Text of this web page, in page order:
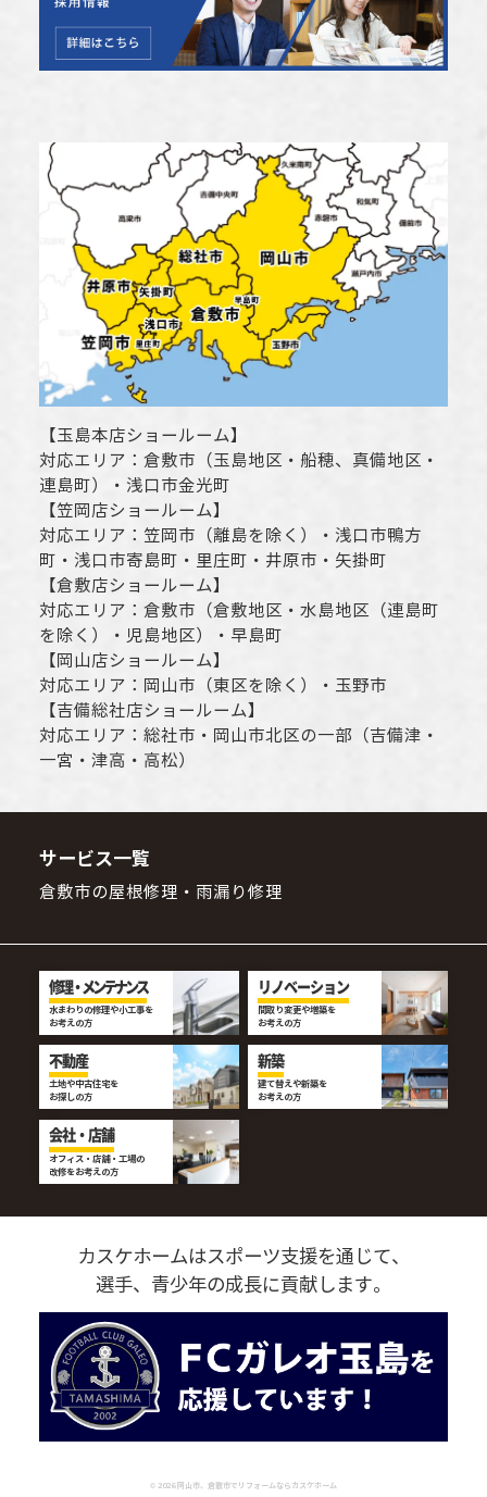
【玉島本店ショールーム】
対応エリア： 倉敷市 （玉島地区・船穂、真備地区・
連島町）・ 浅口市金光町
【笠岡店ショールーム】
対応エリア： 笠岡市（離島を除く） ・ 浅口市鴨方
町・ 浅口市寄島町・里庄町・ 井原市 ・矢掛町
【倉敷店ショールーム】
対応エリア： 倉敷市 （倉敷地区・水島地区（連島町
を除く）・児島地区）・早島町
【岡山店ショールーム】
対応エリア： 岡山市 （東区を除く）・玉野市
【吉備総社店ショールーム】
対応エリア： 総社市 ・ 岡山市北区の一部（吉備津・
一宮・津高・高松）
サービス一覧
倉敷市の屋根修理・雨漏り修理
修理・メンテナンス
水まわりの修理や小工事を
お考えの方
リノベーション
間取り変更や増築を
お考えの方
不動産
土地や中古住宅を
お探しの方
新築
建て替えや新築を
お考えの方
会社・店舗
オフィス・店舗・工場の
改修をお考えの方
カスケホームはスポーツ支援を通じて、
選手、青少年の成長に貢献します。
© 2026 岡山市、倉敷市でリフォームならカスケホーム